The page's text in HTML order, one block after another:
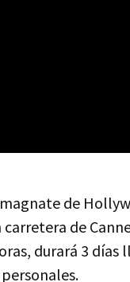
de
de
durará 3 días